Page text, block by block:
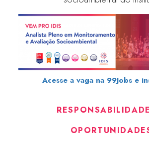
Acesse a vaga na 99Jobs e